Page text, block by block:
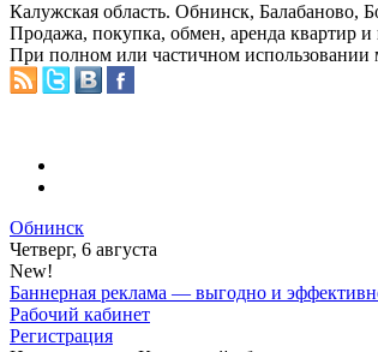
Калужская область. Обнинск, Балабаново,
Продажа, покупка, обмен, аренда квартир
При полном или частичном использовании
Обнинск
Четверг, 6 августа
New!
Баннерная реклама — выгодно и
Рабочий кабинет
Регистрация